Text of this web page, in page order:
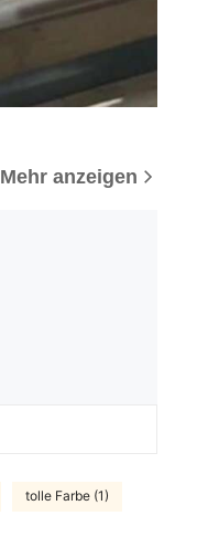
Mehr anzeigen
tolle Farbe (1)